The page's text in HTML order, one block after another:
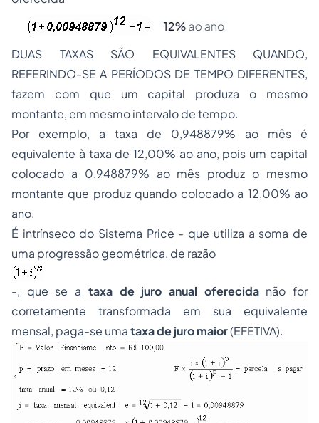
DUAS TAXAS SÃO EQUIVALENTES QUANDO,
REFERINDO-SE A PERÍODOS DE TEMPO DIFERENTES,
fazem com que um capital produza o mesmo
montante, em mesmo intervalo de tempo.
Por exemplo, a taxa de 0,948879% ao mês é
equivalente à taxa de 12,00% ao ano, pois um capital
colocado a 0,948879% ao mês produz o mesmo
montante que produz quando colocado a 12,00% ao
ano.
É intrínseco do Sistema Price - que utiliza a soma de
uma progressão geométrica, de razão
-, que se a taxa de juro anual oferecidanão for
corretamente transformada em sua equivalente
mensal, paga-se umataxa de juro maior(EFETIVA).